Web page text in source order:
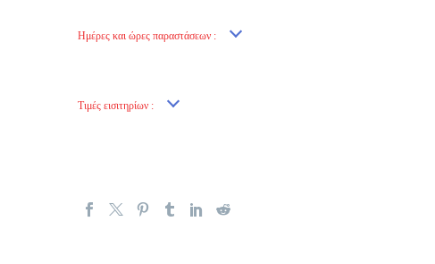
Ημέρες και ώρες παραστάσεων :
Τιμές εισιτηρίων :